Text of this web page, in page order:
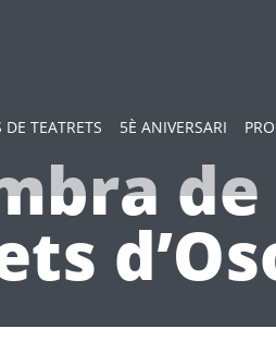
TEATRETS 5È ANIVERSARI
de